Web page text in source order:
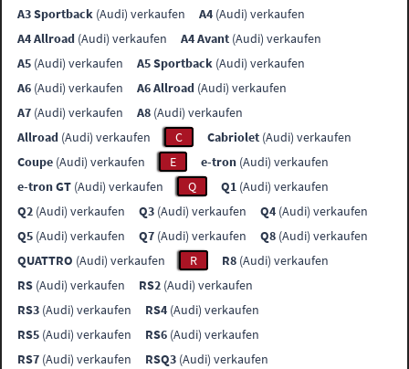
A3 Sportback (Audi) verkaufen A4 (Audi) verkaufen
A4 Allroad (Audi) verkaufen A4 Avant (Audi) verkaufen
A5 (Audi) verkaufen A5 Sportback (Audi) verkaufen
A6 (Audi) verkaufen A6 Allroad (Audi) verkaufen
A7 (Audi) verkaufen A8 (Audi) verkaufen
Allroad (Audi) verkaufen C Cabriolet (Audi) verkaufen
Coupe (Audi) verkaufen E e-tron (Audi) verkaufen
e-tron GT (Audi) verkaufen Q Q1 (Audi) verkaufen
Q2 (Audi) verkaufen Q3 (Audi) verkaufen Q4 (Audi) verkaufen
Q5 (Audi) verkaufen Q7 (Audi) verkaufen Q8 (Audi) verkaufen
QUATTRO (Audi) verkaufen R R8 (Audi) verkaufen
RS (Audi) verkaufen RS2 (Audi) verkaufen
RS3 (Audi) verkaufen RS4 (Audi) verkaufen
RS5 (Audi) verkaufen RS6 (Audi) verkaufen
RS7 (Audi) verkaufen RSQ3 (Audi) verkaufen